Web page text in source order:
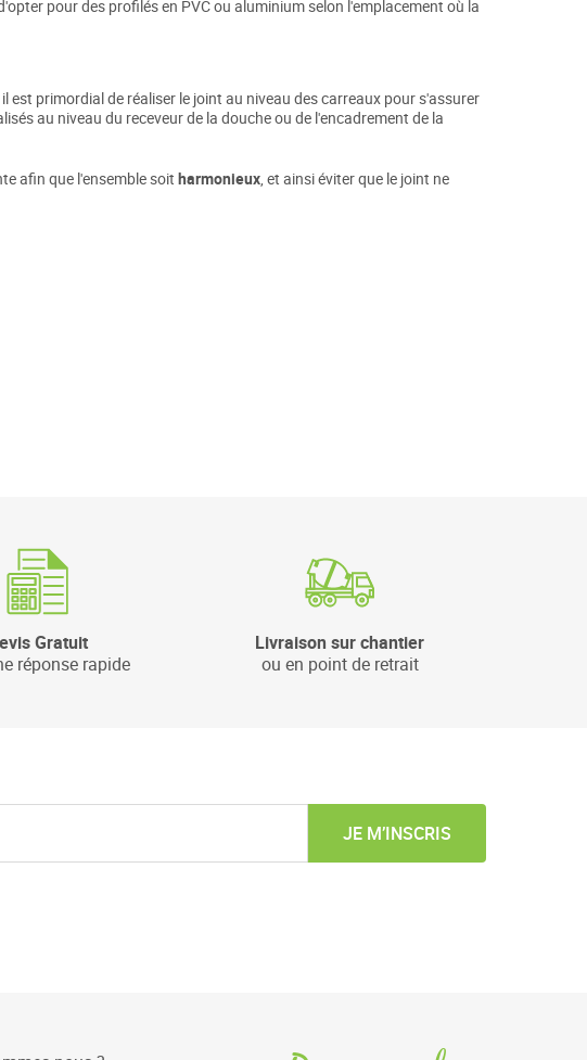
pour des profilés en PVC ou aluminium selon l'emplacement où la
primordial de réaliser le joint au niveau des carreaux pour s'assurer
au niveau du receveur de la douche ou de l'encadrement de la
afin que l'ensemble soit harmonieux , et ainsi éviter que le joint ne
Gratuit
réponse rapide
Livraison sur chantier
ou en point de retrait
JE M’INSCRIS